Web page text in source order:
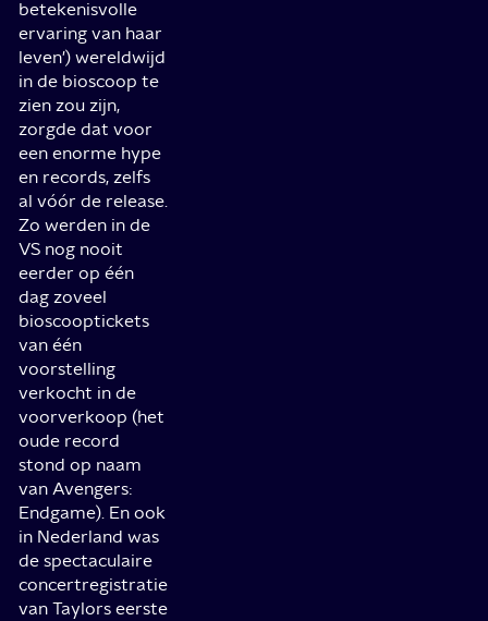
betekenisvolle
ervaring van haar
leven') wereldwijd
in de bioscoop te
zien zou zijn,
zorgde dat voor
een enorme hype
en records, zelfs
al vóór de release.
Zo werden in de
VS nog nooit
eerder op één
dag zoveel
bioscooptickets
van één
voorstelling
verkocht in de
voorverkoop (het
oude record
stond op naam
van Avengers:
Endgame). En ook
in Nederland was
de spectaculaire
concertregistratie
van Taylors eerste